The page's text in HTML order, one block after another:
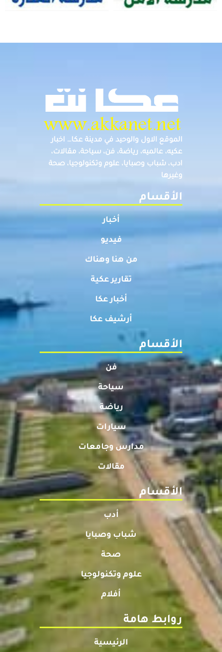
الموقع الاول والوحيد في مدينة عكا… اخبار
عكيه، عالميه، رياضة، فن، سياحة، مقالات،
ادب، شباب وصبايا، علوم وتكنولوجيا، صحة
وغيرها
الأقسام
أخبار
فيديو
من هنا وهناك
تقارير عكية
أخبار عكا
أرشيف عكا
الأقسام
فن
سياحة
رياضة
سيارات
مدارس وجامعات
مقالات
الأقسام
أدب
شباب وصبايا
صحة
علوم وتكنولوجيا
أفلام
روابط هامة
الرئيسية